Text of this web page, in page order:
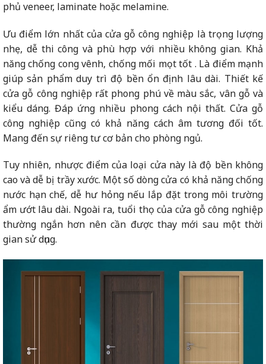
phủ veneer, laminate hoặc melamine.
Ưu điểm lớn nhất của cửa gỗ công nghiệp là trọng lượng
nhẹ, dễ thi công và phù hợp với nhiều không gian. Khả
năng chống cong vênh, chống mối mọt tốt . Là điểm mạnh
giúp sản phẩm duy trì độ bền ổn định lâu dài. Thiết kế
cửa gỗ công nghiệp rất phong phú về màu sắc, vân gỗ và
kiểu dáng. Đáp ứng nhiều phong cách nội thất. Cửa gỗ
công nghiệp cũng có khả năng cách âm tương đối tốt.
Mang đến sự riêng tư cơ bản cho phòng ngủ.
Tuy nhiên, nhược điểm của loại cửa này là độ bền không
cao và dễ bị trầy xước. Một số dòng cửa có khả năng chống
nước hạn chế, dễ hư hỏng nếu lắp đặt trong môi trường
ẩm ướt lâu dài. Ngoài ra, tuổi thọ của cửa gỗ công nghiệp
thường ngắn hơn nên cần được thay mới sau một thời
gian sử dụng.